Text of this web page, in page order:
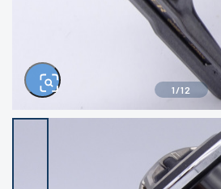
イシグロ焼津店
イシグロ掛川店
イシグロ沼津店
イシグロ駿東柿田川店
イシグロ豊川店
イシグロ磐田店
1 /12